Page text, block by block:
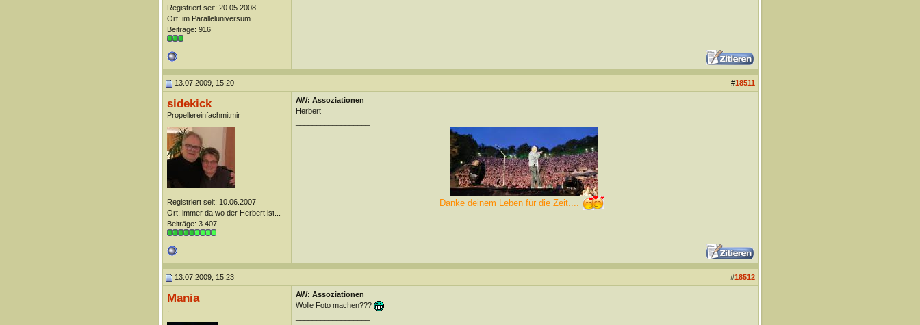
Registriert seit: 20.05.2008
Ort: im Paralleluniversum
Beiträge: 916
13.07.2009, 15:20 #18511
sidekick
Propellereinfachmitmir
Registriert seit: 10.06.2007
Ort: immer da wo der Herbert ist...
Beiträge: 3.407
AW: Assoziationen
Herbert
Danke deinem Leben für die Zeit....
13.07.2009, 15:23 #18512
Mania
AW: Assoziationen
Wolle Foto machen???